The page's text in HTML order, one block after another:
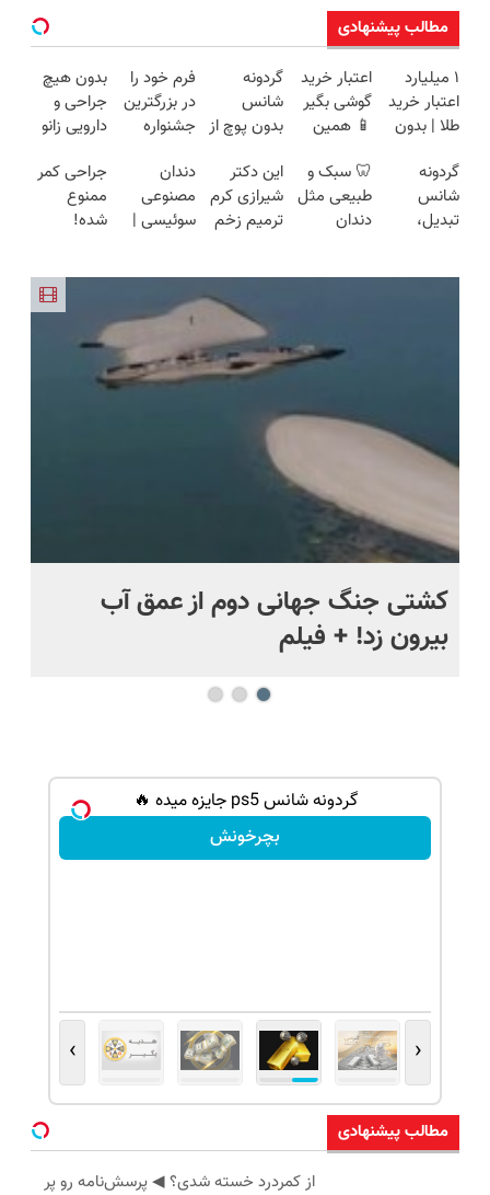
مطالب پیشنهادی
۱ میلیارد
اعتبار خرید
طلا | بدون
چک
اعتبار خرید
گوشی بگیر
📱 همین
درخواست
اعتبار بده
🎯
گردونه
شانس
بدون پوچ از
آیفون17 و
بیت کوین
🔥
فرم خود را
در بزرگترین
جشنواره
تهران پر
کنید ! |
فقط ۲۵
بدون هیچ
جراحی و
دارویی زانو
درمان کنید
◀ پرسش
نامه ▶
گردونه
شانس
تبدیل،
🦷 سبک و
طبیعی مثل
دندان
این دکتر
شیرازی کرم
ترمیم زخم
دندان
مصنوعی
سوئیسی |
ویزیت
رایگان+پرداخت
اقساطی😍
جراحی کمر
ممنوع
شده!
منزل درمان
((پرسش‌نامه))
کشتی‌ جنگ جهانی دوم از عمق آب
بیرون زد! + فیلم
گردونه شانس ps5 جایزه میده 🔥
بچرخونش
‹
›
مطالب پیشنهادی
از کمردرد خسته شدی؟ ◀ پرسش‌نامه رو پر